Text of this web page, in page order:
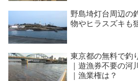
野島埼灯台周辺の
物やヒラスズキも
東京都の無料で釣
｜遊漁券不要の河
｜漁業権は？